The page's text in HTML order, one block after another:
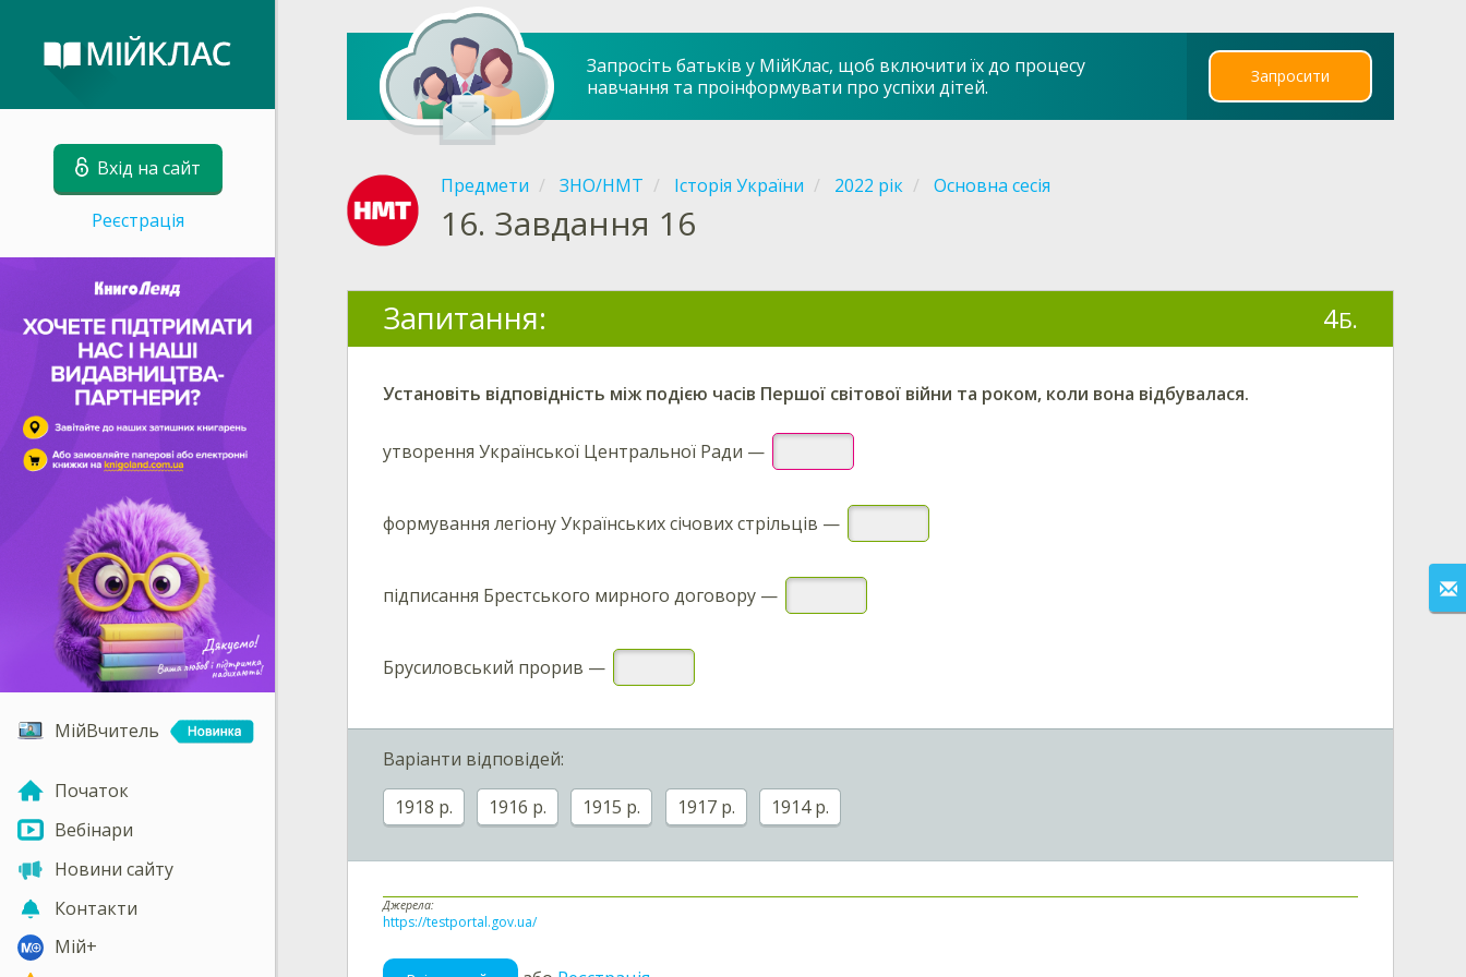
Вхід на сайт
Реєстрація
МійВчитель
Початок
Вебінари
Новини сайту
Контакти
Мій+
Запросіть батьків у МійКлас, щоб включити їх до процесу
навчання та проінформувати про успіхи дітей.
Запросити
Предмети ЗНО/НМТ Історія України 2022 рік Основна сесія
16. Завдання 16
Запитання: 4Б.
Установіть відповідність між подією часів Першої світової війни та роком, коли вона відбувалася.
утворення Української Центральної Ради —
формування легіону Українських січових стрільців —
підписання Брестського мирного договору —
Брусиловський прорив —
Варіанти відповідей:
1918 р.
1916 р. 1915 р. 1917 р. 1914 р.
Джерела:
https://testportal.gov.ua/